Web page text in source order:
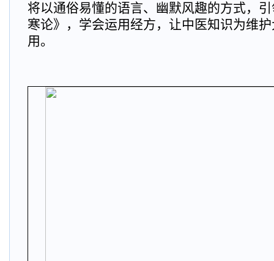
将以通俗易懂的语言、幽默风趣的方式，
寒论》，学会运用经方，让中医知识为维
用。